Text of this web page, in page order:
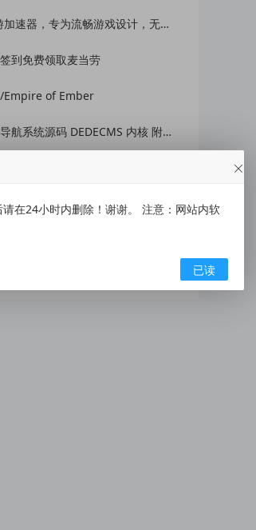
为流畅游戏设计，无广告打扰，助您畅玩无忧，尽享极速乐趣。
到免费领取麦当劳
Empire of Ember
系统源码 DEDECMS 内核 附带全站数据
虚拟打卡模拟全球定位
在24小时内删除！谢谢。 注意：网站内软
已读